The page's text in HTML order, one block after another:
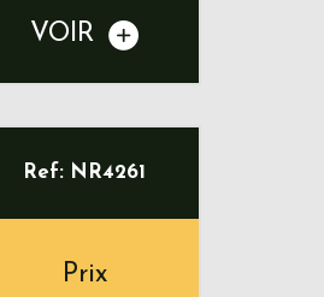
VOIR
Ref: NR4261
Prix